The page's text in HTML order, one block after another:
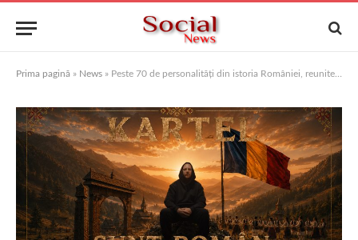
Prima pagină » News » Peste 70 de personalități din istoria României, reunite într-un videoclip hip-hop, lansat de Ziua Tricolorului de regizorul Richard Stan (Kartel)